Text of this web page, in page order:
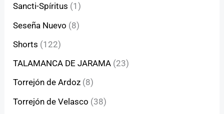
Sancti-Spíritus (1)
Seseña Nuevo (8)
Shorts (122)
TALAMANCA DE JARAMA (23)
Torrejón de Ardoz (8)
Torrejón de Velasco (38)